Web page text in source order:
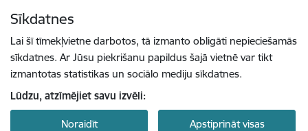
Sīkdatnes
Lai šī tīmekļvietne darbotos, tā izmanto obligāti nepieciešamās
sīkdatnes. Ar Jūsu piekrišanu papildus šajā vietnē var tikt
izmantotas statistikas un sociālo mediju sīkdatnes.
Lūdzu, atzīmējiet savu izvēli:
Noraidīt Apstiprināt visas